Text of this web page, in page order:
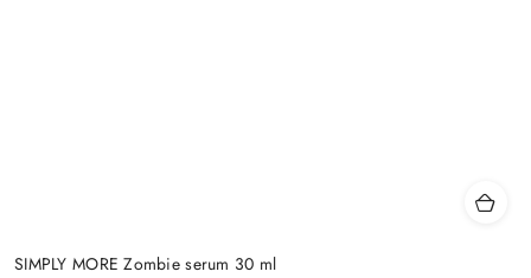
SIMPLY MORE Zombie serum 30 ml